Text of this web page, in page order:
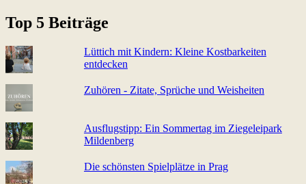
Top 5 Beiträge
Lüttich mit Kindern: Kleine Kostbarkeiten
entdecken
Zuhören - Zitate, Sprüche und Weisheiten
Ausflugstipp: Ein Sommertag im Ziegeleipark
Mildenberg
Die schönsten Spielplätze in Prag